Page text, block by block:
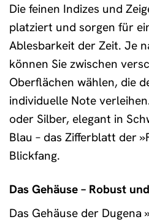
Die feinen Indizes und
platziert und sorgen für
Ablesbarkeit der Zeit. Je
können Sie zwischen
Oberflächen wählen, die
individuelle Note
oder Silber, elegant in
Blau – das Zifferblatt der
Blickfang.
Das Gehäuse – Robust
Das Gehäuse der Dugena